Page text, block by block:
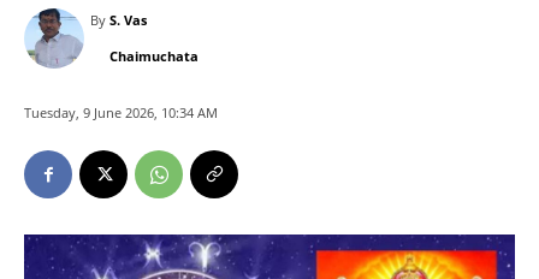
By S. Vas
Chaimuchata
Tuesday, 9 June 2026, 10:34 AM